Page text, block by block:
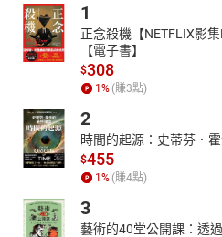
航向大無畏
Chanel在德國漢堡的易北愛樂廳（
Métiers d'art工坊系列大秀，76位被
的Model於易北愛樂廳出航。
澳洲美妝，質感生活家的品味標誌！
擁有許多稀有植物物種的澳大利亞
的質感美容品收服人心，這個早已
Jewelry & Watch
1
正念殺機【NETFLIX影
【電子書】
$308
1 % (賺3點)
2
時間的起源：史蒂芬．
$455
1 % (賺4點)
3
藝術的40堂公開課：透